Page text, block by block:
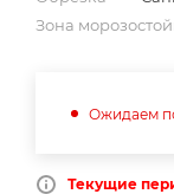
Зона
Ожидаем
Текущие